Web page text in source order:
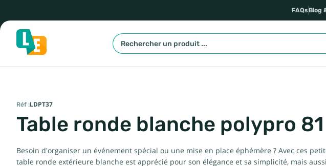
FAQsBlog
Réf :LDPT37
Table ronde blanche polypro
Besoin d'organiser un événement spécial ou une mise en place éphémère ? Avec ces
table ronde extérieure blanche est apprécié pour son élégance et sa simplicité, mais